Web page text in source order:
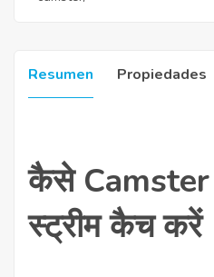
Resumen Propiedades
कैसे Camster
स्ट्रीम कैच करें